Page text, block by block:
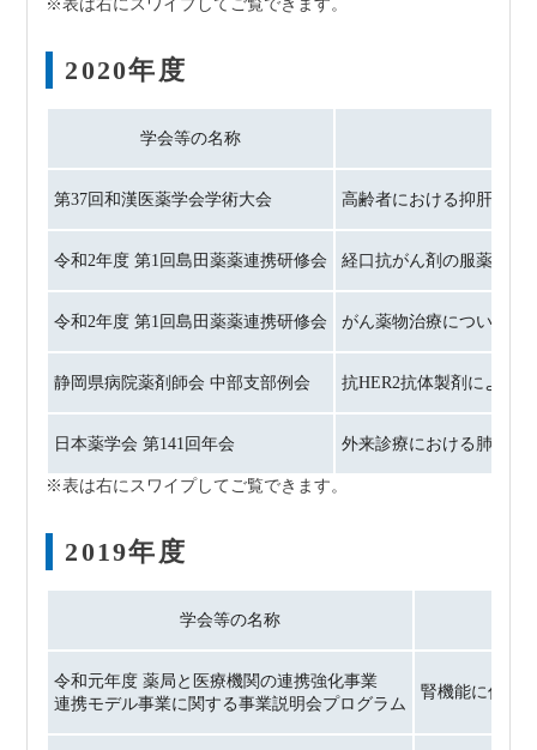
2020年度
学会等の名称
第37回和漢医薬学会学術大会 高齢者における抑肝散の
令和2年度 第1回島田薬薬連携研修会 経口抗がん剤の服薬指導
令和2年度 第1回島田薬薬連携研修会 がん薬物治療について
静岡県病院薬剤師会 中部支部例会 抗HER2抗体製剤による
日本薬学会 第141回年会 外来診療における肺炎治
2019年度
学会等の名称
令和元年度 薬局と医療機関の連携強化事業
連携モデル事業に関する事業説明会プログラム
腎機能に係わ